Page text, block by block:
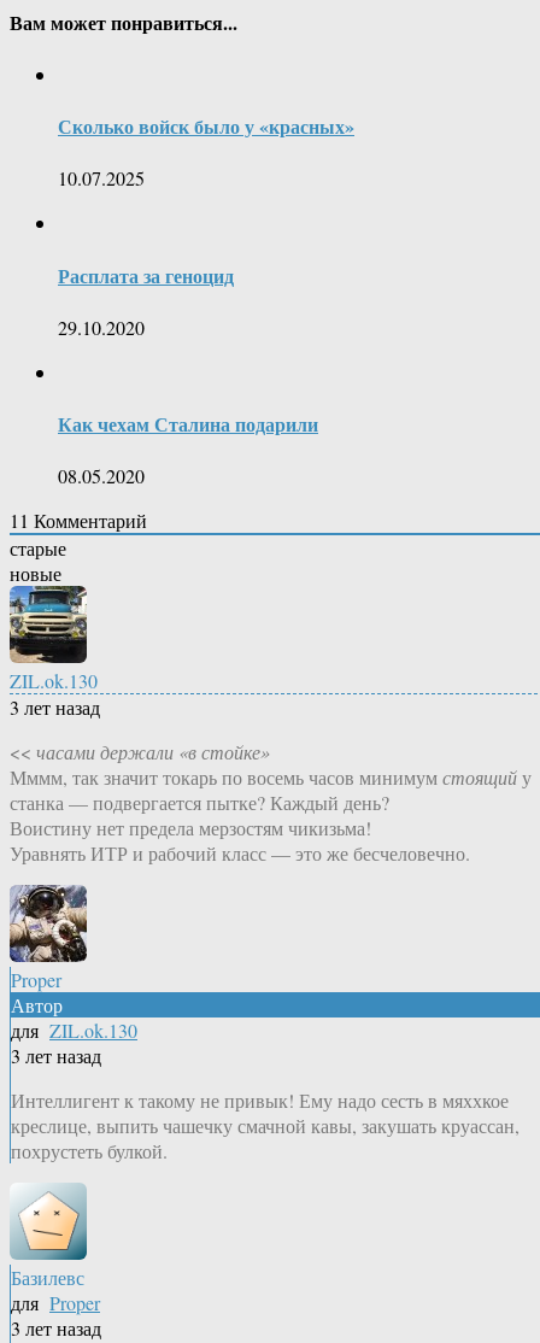
Вам может понравиться...
Сколько войск было у «красных»
10.07.2025
Расплата за геноцид
29.10.2020
Как чехам Сталина подарили
08.05.2020
11 Комментарий
старые
новые
ZIL.ok.130
3 лет назад
<< часами держали «в стойке»
Мммм, так значит токарь по восемь часов минимумстоящийу
станка — подвергается пытке? Каждый день?
Воистину нет предела мерзостям чикизьма!
Уравнять ИТР и рабочий класс — это же бесчеловечно.
Proper
Автор
для ZIL.ok.130
3 лет назад
Интеллигент к такому не привык! Ему надо сесть в мяххкое
креслице, выпить чашечку смачной кавы, закушать круассан,
похрустеть булкой.
Базилевс
для Proper
3 лет назад